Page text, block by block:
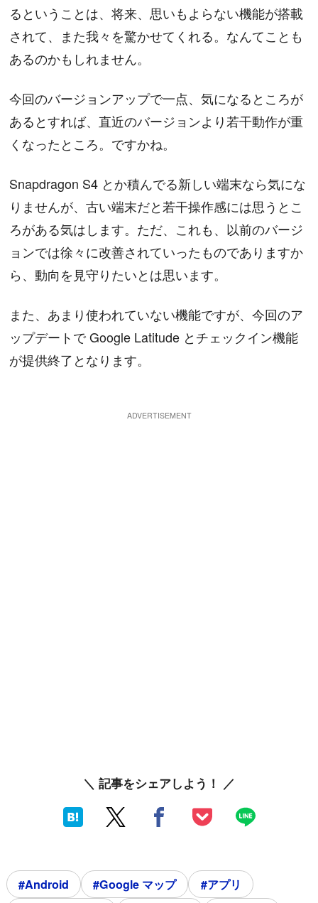
るということは、将来、思いもよらない機能が搭載
されて、また我々を驚かせてくれる。なんてことも
あるのかもしれません。
今回のバージョンアップで一点、気になるところが
あるとすれば、直近のバージョンより若干動作が重
くなったところ。ですかね。
Snapdragon S4 とか積んでる新しい端末なら気にな
りませんが、古い端末だと若干操作感には思うとこ
ろがある気はします。ただ、これも、以前のバージ
ョンでは徐々に改善されていったものでありますか
ら、動向を見守りたいとは思います。
また、あまり使われていない機能ですが、今回のア
ップデートで Google Latitude とチェックイン機能
が提供終了となります。
＼ 記事をシェアしよう！ ／
#Android #Google マップ #アプリ